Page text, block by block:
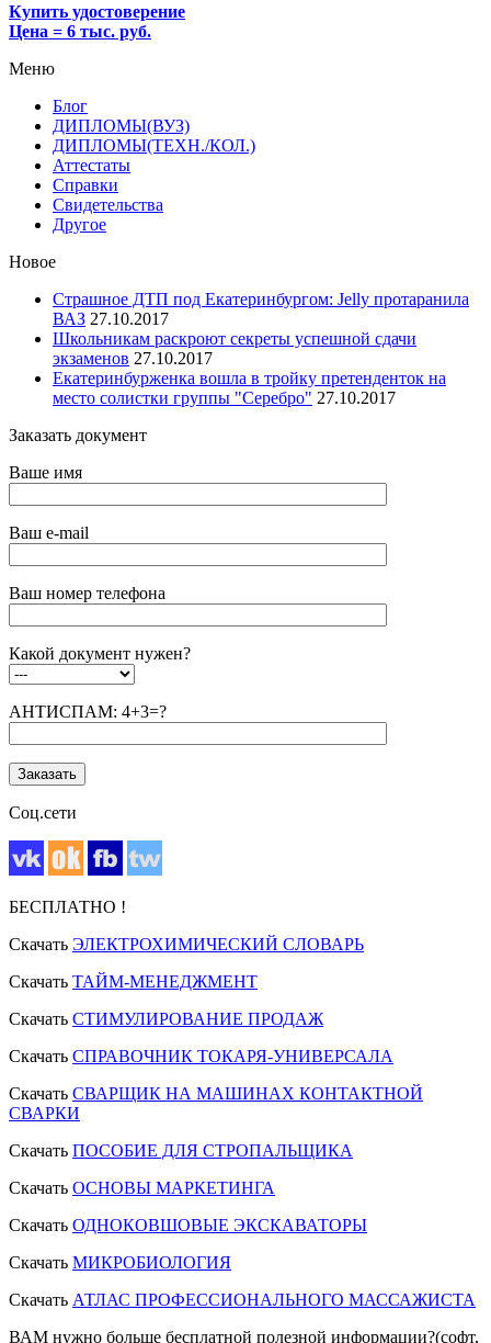
Купить удостоверение
Цена = 6 тыс. руб.
Меню
Блог
ДИПЛОМЫ(ВУЗ)
ДИПЛОМЫ(ТЕХН./КОЛ.)
Аттестаты
Справки
Свидетельства
Другое
Новое
Страшное ДТП под Екатеринбургом: Jelly протаранила
ВАЗ 27.10.2017
Школьникам раскроют секреты успешной сдачи
экзаменов 27.10.2017
Екатеринбурженка вошла в тройку претенденток на
место солистки группы "Серебро" 27.10.2017
Заказать документ
Ваше имя
Ваш e-mail
Ваш номер телефона
Какой документ нужен?
АНТИСПАМ: 4+3=?
Соц.сети
БЕСПЛАТНО !
Скачать ЭЛЕКТРОХИМИЧЕСКИЙ СЛОВАРЬ
Скачать ТАЙМ-МЕНЕДЖМЕНТ
Скачать СТИМУЛИРОВАНИЕ ПРОДАЖ
Скачать СПРАВОЧНИК ТОКАРЯ-УНИВЕРСАЛА
Скачать СВАРЩИК НА МАШИНАХ КОНТАКТНОЙ
СВАРКИ
Скачать ПОСОБИЕ ДЛЯ СТРОПАЛЬЩИКА
Скачать ОСНОВЫ МАРКЕТИНГА
Скачать ОДНОКОВШОВЫЕ ЭКСКАВАТОРЫ
Скачать МИКРОБИОЛОГИЯ
Скачать АТЛАС ПРОФЕССИОНАЛЬНОГО МАССАЖИСТА
ВАМ нужно больше бесплатной полезной информации?(софт,